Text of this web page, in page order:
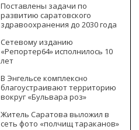
Поставлены задачи по
развитию саратовского
здравоохранения до 2030 года
Сетевому изданию
«Репортер64» исполнилось 10
лет
В Энгельсе комплексно
благоустраивают территорию
вокруг «Бульвара роз»
Житель Саратова выложил в
сеть фото «полчищ тараканов»